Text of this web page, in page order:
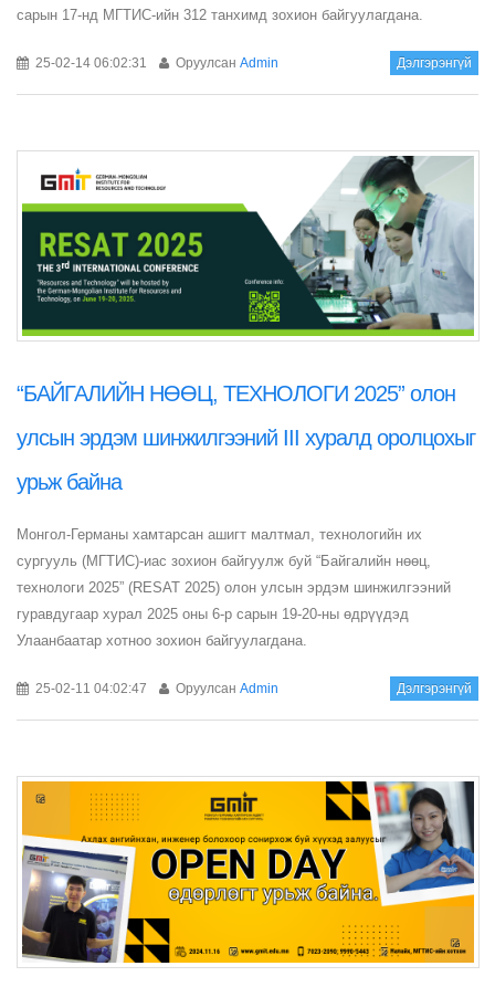
сарын 17-нд МГТИС-ийн 312 танхимд зохион байгуулагдана.
25-02-14 06:02:31 Оруулсан Admin Дэлгэрэнгүй
“БАЙГАЛИЙН НӨӨЦ, ТЕХНОЛОГИ 2025” олон
улсын эрдэм шинжилгээний III хуралд оролцохыг
урьж байна
Монгол-Германы хамтарсан ашигт малтмал, технологийн их
сургууль (МГТИС)-иас зохион байгуулж буй “Байгалийн нөөц,
технологи 2025” (RESAT 2025) олон улсын эрдэм шинжилгээний
гуравдугаар хурал 2025 оны 6-р сарын 19-20-ны өдрүүдэд
Улаанбаатар хотноо зохион байгуулагдана.
25-02-11 04:02:47 Оруулсан Admin Дэлгэрэнгүй